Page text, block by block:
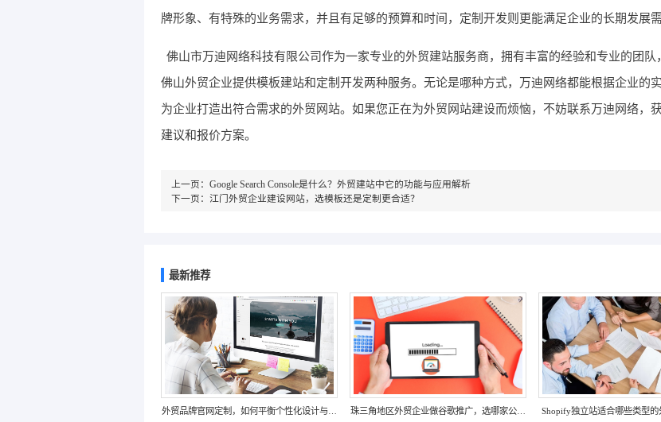
牌形象、有特殊的业务需求，并且有足够的预算和时间，定制开发则更能满足企业的长期发展需
佛山市万迪网络科技有限公司作为一家专业的外贸建站服务商，拥有丰富的经验和专业的团队
佛山外贸企业提供模板建站和定制开发两种服务。无论是哪种方式，万迪网络都能根据企业的实
为企业打造出符合需求的外贸网站。如果您正在为外贸网站建设而烦恼，不妨联系万迪网络，
建议和报价方案。
上一页：Google Search Console是什么？外贸建站中它的功能与应用解析
下一页：江门外贸企业建设网站，选模板还是定制更合适？
最新推荐
佛山外贸网站建设，选模板还是定制更适合企
外贸品牌官网定制，如何平衡个性化设计与成
珠三角地区外贸企业做谷歌推